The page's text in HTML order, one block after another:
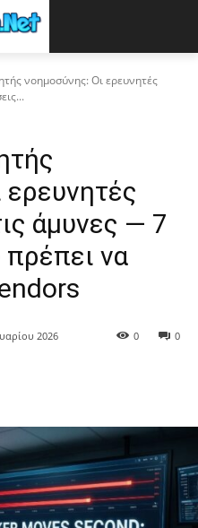
νοημοσύνης: Οι ερευνητές
άμυνες — 7
να
2026 0
0